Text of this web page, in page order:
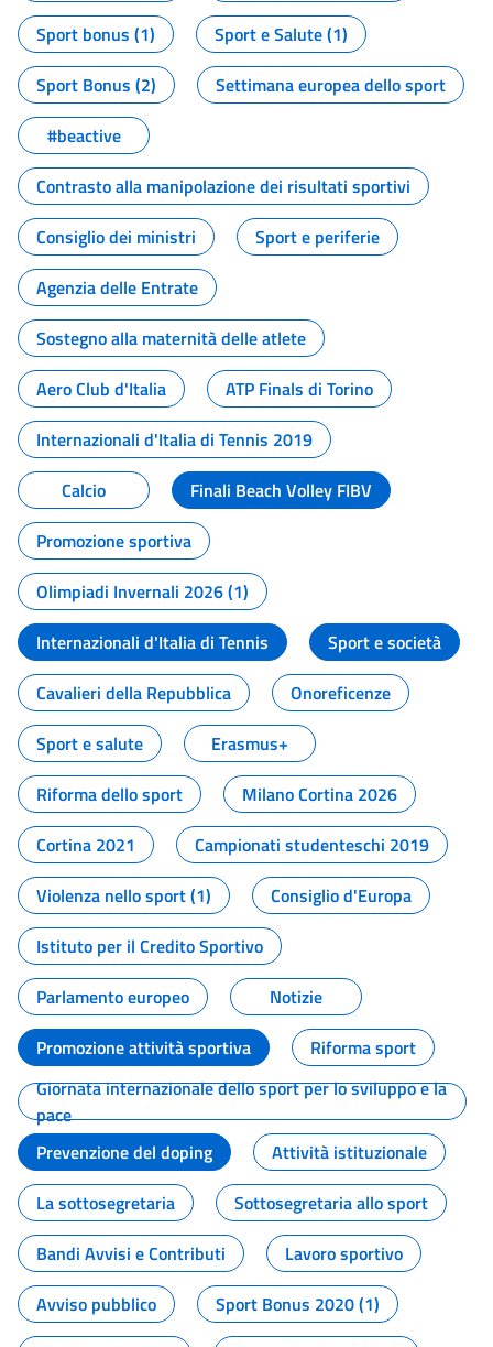
Sport bonus (1)
Sport e Salute (1)
Sport Bonus (2)
Settimana europea dello sport
#beactive
Contrasto alla manipolazione dei risultati sportivi
Consiglio dei ministri
Sport e periferie
Agenzia delle Entrate
Sostegno alla maternità delle atlete
Aero Club d'Italia
ATP Finals di Torino
Internazionali d'Italia di Tennis 2019
Calcio
Finali Beach Volley FIBV
Promozione sportiva
Olimpiadi Invernali 2026 (1)
Internazionali d'Italia di Tennis
Sport e società
Cavalieri della Repubblica
Onoreficenze
Sport e salute
Erasmus+
Riforma dello sport
Milano Cortina 2026
Cortina 2021
Campionati studenteschi 2019
Violenza nello sport (1)
Consiglio d'Europa
Istituto per il Credito Sportivo
Parlamento europeo
Notizie
Promozione attività sportiva
Riforma sport
Giornata internazionale dello sport per lo sviluppo e la
pace
Prevenzione del doping
Attività istituzionale
La sottosegretaria
Sottosegretaria allo sport
Bandi Avvisi e Contributi
Lavoro sportivo
Avviso pubblico
Sport Bonus 2020 (1)